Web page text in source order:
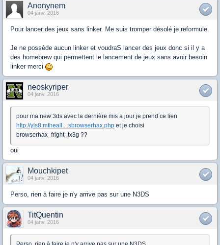
Anonynem
04 janv. 2016
Pour lancer des jeux sans linker. Me suis tromper désolé je reformule.
Je ne possède aucun linker et voudraS lancer des jeux donc si il y a
des homebrew qui permettent le lancement de jeux sans avoir besoin
linker merci
neoskyriper
04 janv. 2016
pour ma new 3ds avec la dernière mis a jour je prend ce lien
http://yls8.mtheall....sbrowserhax.php et je choisi
browserhax_fright_tx3g ??
oui
Mouchkipet
04 janv. 2016
Perso, rien à faire je n'y arrive pas sur une N3DS
TitQuentin
04 janv. 2016